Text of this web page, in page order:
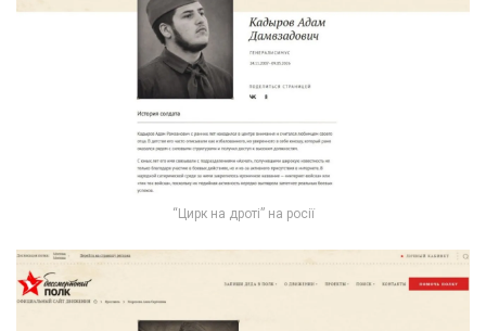
“Цирк на дроті” на росії